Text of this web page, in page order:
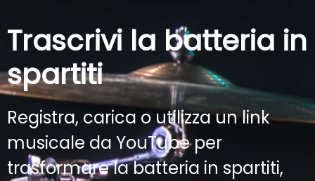
Trascrivi la batteria in
spartiti
Registra, carica o utilizza un link
musicale da YouTube per
trasformare la batteria in spartiti,